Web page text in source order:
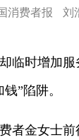
消费者报 刘
时增加服
”陷阱。
金女士前